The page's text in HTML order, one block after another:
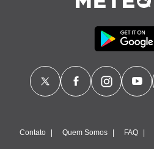
Contato Quem Somos FAQ